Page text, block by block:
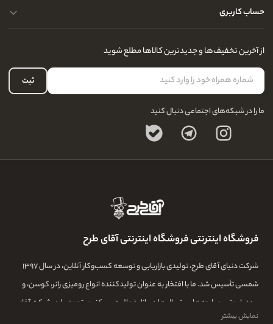
حریم خصوصی کاربران
درباره ما
تماس با ما
سوالات متداول
پرسش و پاسخ های متداول
مجله و بلاگ
حساب کاربری
لیست علاقه‌مندی
حساب کاربری
از آخرین تخفیف‌ها و جدیدترین کالاها مطلع شوید
ثبت
ما را در شبکه‌های اجتماعی دنبال کنید
فروشگاه اینترنتی فروشگاه اینترنتی آقای طرح
شرکت دنیای آقای طرح، تولیدی بازاریابی و توسعه کسب‌وکار آنلاین، در سال ۱۳۹۷
شمسی تأسیس شد. ما با افتخار به عنوان تولیدکننده انواع رومیزی رانر، کوسن، و
پرده با بهترین پارچه‌ها و متریال‌ها در بازار فعالیت می‌کنیم. تعهد ما در شرکت آقای
طرح، تولید بهترین محصولات با استفاده از تیمی ماهر و با تجربه و بهترین خیاط ها
نمایش بیشتر